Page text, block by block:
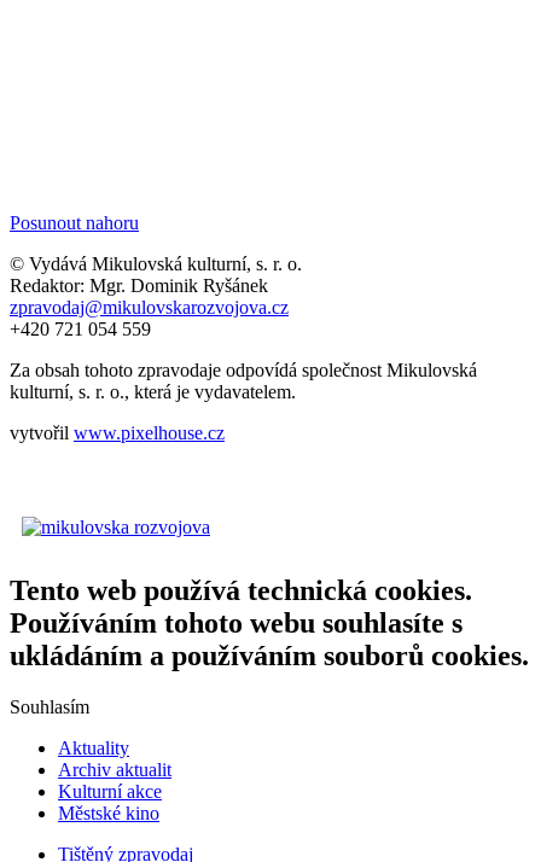
Posunout nahoru
© Vydává Mikulovská kulturní, s. r. o.
Redaktor: Mgr. Dominik Ryšánek
zpravodaj@mikulovskarozvojova.cz
+420 721 054 559
Za obsah tohoto zpravodaje odpovídá společnost Mikulovská
kulturní, s. r. o., která je vydavatelem.
vytvořil www.pixelhouse.cz
Tento web používá technická cookies.
Používáním tohoto webu souhlasíte s
ukládáním a používáním souborů cookies.
Souhlasím
Aktuality
Archiv aktualit
Kulturní akce
Městské kino
Tištěný zpravodaj